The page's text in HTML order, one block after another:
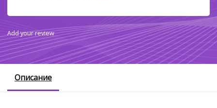
Add your review
Описание